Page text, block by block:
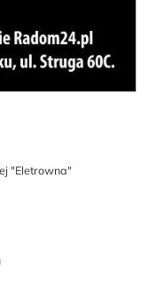
"Eletrowna"